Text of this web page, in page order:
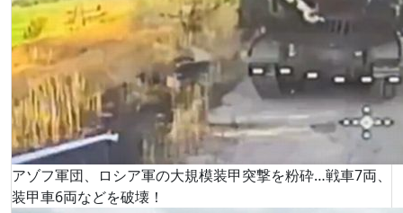
アゾフ軍団、ロシア軍の大規模装甲突撃を粉砕…戦車7両、
装甲車6両などを破壊！